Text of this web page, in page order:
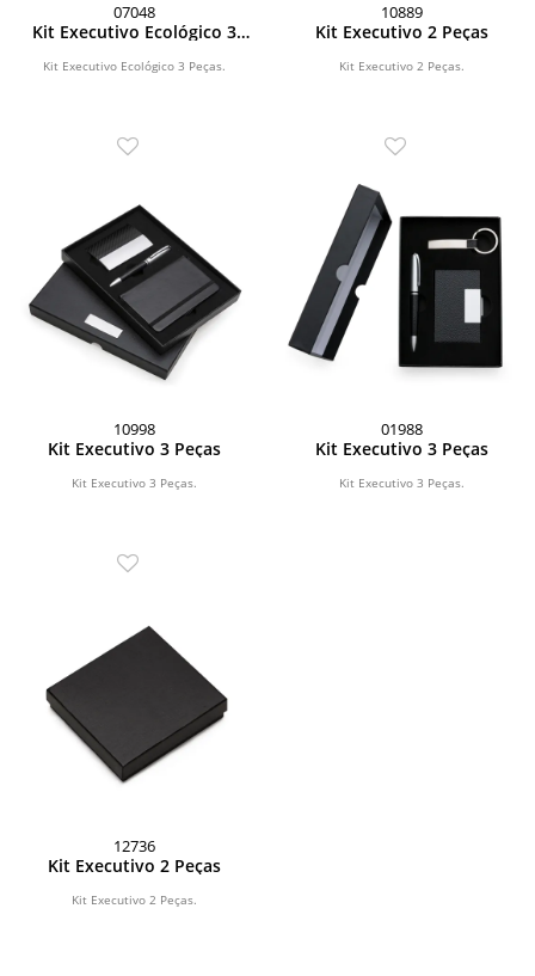
07048
Kit Executivo Ecológico 3
Kit Executivo Ecológico 3 Peças.
10889
Kit Executivo 2 Peças
Kit Executivo 2 Peças.
10998
Kit Executivo 3 Peças
Kit Executivo 3 Peças.
01988
Kit Executivo 3 Peças
Kit Executivo 3 Peças.
12736
Kit Executivo 2 Peças
Kit Executivo 2 Peças.